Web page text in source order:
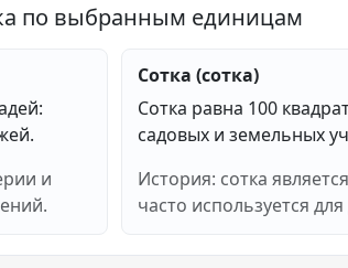
по выбранным единицам
и
Сотка (сотка)
Сотка равна 100
садовых и земельных
История: сотка
часто используется